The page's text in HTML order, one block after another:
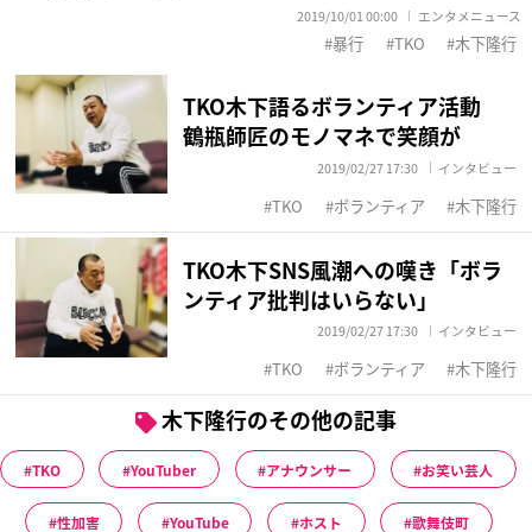
2019/10/01 00:00 エンタメニュース
暴行 TKO 木下隆行
TKO木下語るボランティア活動
鶴瓶師匠のモノマネで笑顔が
2019/02/27 17:30 インタビュー
TKO ボランティア 木下隆行
TKO木下SNS風潮への嘆き「ボラ
ンティア批判はいらない」
2019/02/27 17:30 インタビュー
TKO ボランティア 木下隆行
木下隆行のその他の記事
TKO YouTuber アナウンサー お笑い芸人
性加害 YouTube ホスト 歌舞伎町